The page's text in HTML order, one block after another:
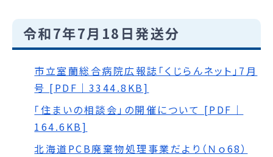
令和7年7月18日発送分
市立室蘭総合病院広報誌「くじらんネット」7月
号 [PDF｜3344.8KB]
「住まいの相談会」の開催について [PDF｜
164.6KB]
北海道PCB廃棄物処理事業だより（Ｎｏ68）